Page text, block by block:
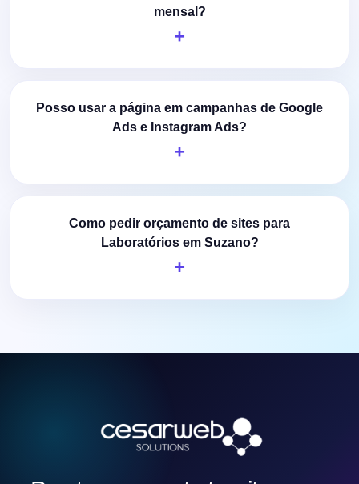
mensal?
Posso usar a página em campanhas de Google
Ads e Instagram Ads?
Como pedir orçamento de sites para
Laboratórios em Suzano?